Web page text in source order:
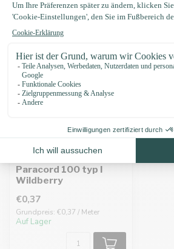
Produktbeschreibung
Eigenschaften
Zuletzt angesehen
Paracord 100 typ I
Wildberry
€0,37
Grundpreis: €0,37 / Meter
Auf Lager